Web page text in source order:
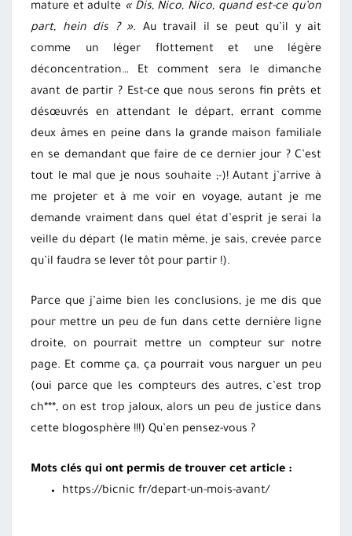
mature et adulte « Dis, Nico, Nico, quand est-ce qu’on
part, hein dis ? ». Au travail il se peut qu’il y ait
comme un léger flottement et une légère
déconcentration… Et comment sera le dimanche
avant de partir ? Est-ce que nous serons fin prêts et
désœuvrés en attendant le départ, errant comme
deux âmes en peine dans la grande maison familiale
en se demandant que faire de ce dernier jour ? C’est
tout le mal que je nous souhaite ;-)! Autant j’arrive à
me projeter et à me voir en voyage, autant je me
demande vraiment dans quel état d’esprit je serai la
veille du départ (le matin même, je sais, crevée parce
qu’il faudra se lever tôt pour partir !).
Parce que j’aime bien les conclusions, je me dis que
pour mettre un peu de fun dans cette dernière ligne
droite, on pourrait mettre un compteur sur notre
page. Et comme ça, ça pourrait vous narguer un peu
(oui parce que les compteurs des autres, c’est trop
ch***, on est trop jaloux, alors un peu de justice dans
cette blogosphère !!!) Qu’en pensez-vous ?
Mots clés qui ont permis de trouver cet article :
https://bicnic fr/depart-un-mois-avant/